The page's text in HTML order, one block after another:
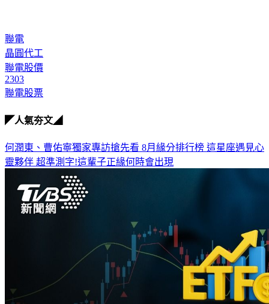
聯電
晶圓代工
聯電股價
2303
何潤東、曹佑寧獨家專訪搶先看8月緣分排行榜 這星座遇見心
超準測字!這輩子正緣何時會出現